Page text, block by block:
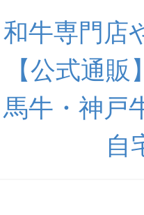
和牛専門店
【公式通
馬牛・神戸
自